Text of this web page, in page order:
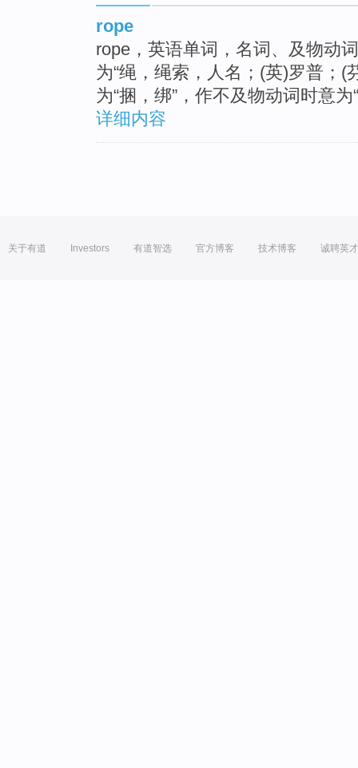
rope
rope，英语单词，名词、及物动
为“绳，绳索，人名；(英)罗普；(
为“捆，绑”，作不及物动词时意为
详细内容
关于有道 Investors 有道智选 官方博客 技术博客 诚聘英才